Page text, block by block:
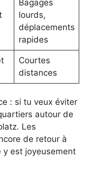
Bagages
lourds,
déplacements
rapides
Courtes
distances
: si tu veux éviter
autour de
Les
de retour à
y est joyeusement